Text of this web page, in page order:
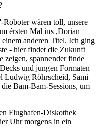
wären toll, unsere
érsten Mal ins ,Dorian
anderen Titel. Ich ging
- hier findet die Zukunft
spannender finde
und jungen Formaten
Ludwig Röhrscheid, Sami
Bam-Bam-Sessions, um
Flughafen-Diskothek
Uhr morgens in ein